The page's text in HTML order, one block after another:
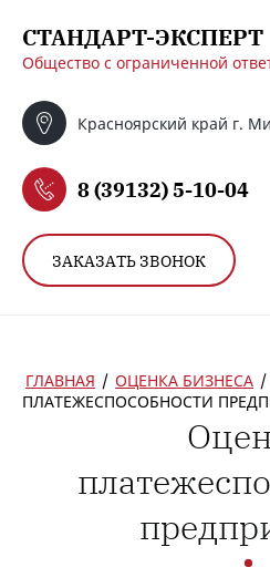
СТАНДАРТ-ЭКСПЕРТ
Общество с ограниченной
Красноярский край г.
8 (39132) 5-10-04
ЗАКАЗАТЬ ЗВОНОК
ГЛАВНАЯ / ОЦЕНКА БИЗНЕСА /
ПЛАТЕЖЕСПОСОБНОСТИ